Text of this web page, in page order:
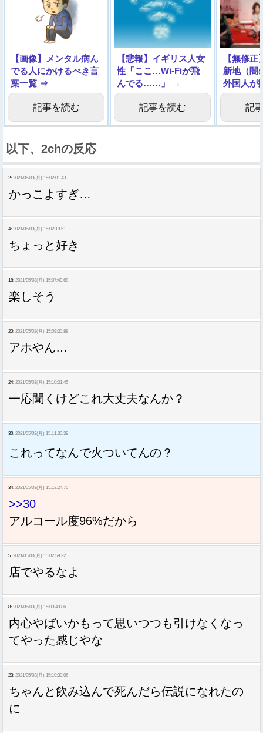
【画像】メンタル病ん
でる人にかけるべき言
葉一覧 ⇒
記事を読む
【悲報】イギリス人女
性「ここ…Wi-Fiが飛
んでる……」 →
記事を読む
【無修
新地（闇
外国人が
画。これ
記
以下、2chの反応
2: 2021/05/03(月) 15:02:01.43
かっこよすぎ…
4: 2021/05/03(月) 15:02:19.51
ちょっと好き
18: 2021/05/03(月) 15:07:49.68
楽しそう
20: 2021/05/03(月) 15:09:30.88
アホやん…
24: 2021/05/03(月) 15:10:31.45
一応聞くけどこれ大丈夫なんか？
30: 2021/05/03(月) 15:11:30.39
これってなんで火ついてんの？
34: 2021/05/03(月) 15:13:24.76
>>30
アルコール度96%だから
5: 2021/05/03(月) 15:02:59.32
店でやるなよ
8: 2021/05/03(月) 15:03:49.86
内心やばいかもって思いつつも引けなくなっ
てやった感じやな
23: 2021/05/03(月) 15:10:30.06
ちゃんと飲み込んで死んだら伝説になれたの
に